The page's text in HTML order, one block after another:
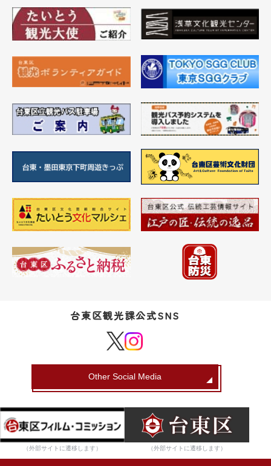
台東区観光課公式SNS
Other Social Media
（外部サイトに遷移します） （外部サイトに遷移します）